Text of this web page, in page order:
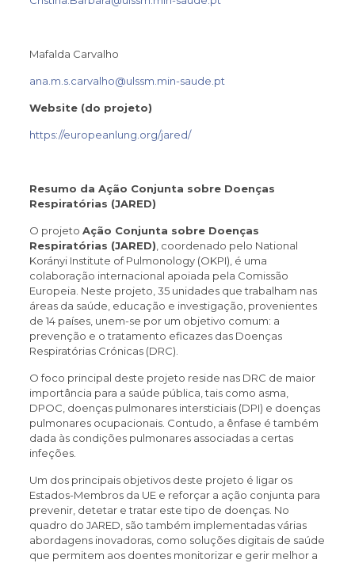
Mafalda Carvalho
ana.m.s.carvalho@ulssm.min-saude.pt
Website (do projeto)
https://europeanlung.org/jared/
Resumo da Ação Conjunta sobre Doenças
Respiratórias (JARED)
O projeto Ação Conjunta sobre Doenças
Respiratórias (JARED), coordenado pelo National
Korányi Institute of Pulmonology (OKPI), é uma
colaboração internacional apoiada pela Comissão
Europeia. Neste projeto, 35 unidades que trabalham nas
áreas da saúde, educação e investigação, provenientes
de 14 países, unem-se por um objetivo comum: a
prevenção e o tratamento eficazes das Doenças
Respiratórias Crónicas (DRC).
O foco principal deste projeto reside nas DRC de maior
importância para a saúde pública, tais como asma,
DPOC, doenças pulmonares intersticiais (DPI) e doenças
pulmonares ocupacionais. Contudo, a ênfase é também
dada às condições pulmonares associadas a certas
infeções.
Um dos principais objetivos deste projeto é ligar os
Estados-Membros da UE e reforçar a ação conjunta para
prevenir, detetar e tratar este tipo de doenças. No
quadro do JARED, são também implementadas várias
abordagens inovadoras, como soluções digitais de saúde
que permitem aos doentes monitorizar e gerir melhor a